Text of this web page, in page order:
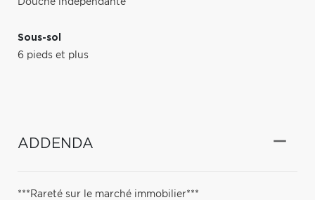
Douche indépendante
Sous-sol
6 pieds et plus
ADDENDA
***Rareté sur le marché immobilier***